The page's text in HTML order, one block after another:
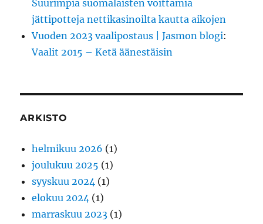
Suurimpia suomalaisten voittamia
jättipotteja nettikasinoilta kautta aikojen
Vuoden 2023 vaalipostaus | Jasmon blogi:
Vaalit 2015 – Ketä äänestäisin
ARKISTO
helmikuu 2026 (1)
joulukuu 2025 (1)
syyskuu 2024 (1)
elokuu 2024 (1)
marraskuu 2023 (1)